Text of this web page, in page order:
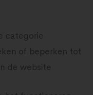
categorie
of beperken tot
de website